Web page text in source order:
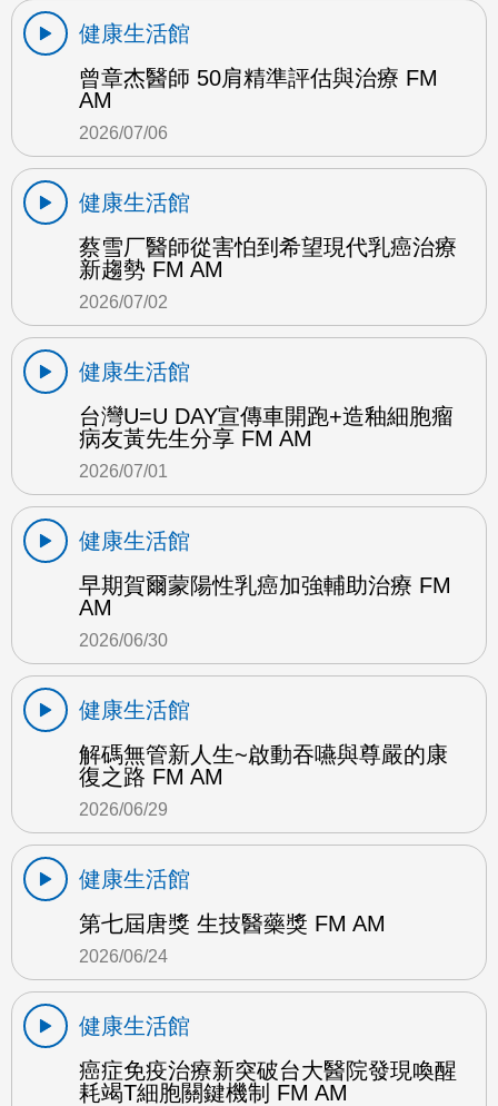
健康生活館
曾章杰醫師 50肩精準評估與治療 FM
AM
2026/07/06
健康生活館
蔡雪厂醫師從害怕到希望現代乳癌治療
新趨勢 FM AM
2026/07/02
健康生活館
台灣U=U DAY宣傳車開跑+造釉細胞瘤
病友黃先生分享 FM AM
2026/07/01
健康生活館
早期賀爾蒙陽性乳癌加強輔助治療 FM
AM
2026/06/30
健康生活館
解碼無管新人生~啟動吞嚥與尊嚴的康
復之路 FM AM
2026/06/29
健康生活館
第七屆唐獎 生技醫藥獎 FM AM
2026/06/24
健康生活館
癌症免疫治療新突破台大醫院發現喚醒
耗竭T細胞關鍵機制 FM AM